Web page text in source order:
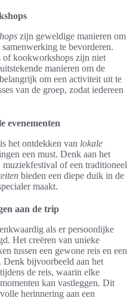
zijn geweldige manieren om
te bevorderen.
of kookworkshops zijn niet
manieren om de
om een activiteit uit te
van de groep, zodat iedereen
evenementen
het ontdekken van lokale
een must. Denk aan het
of een traditioneel
bieden een diepe duik in de
maakt.
aan de trip
als er persoonlijke
Het creëren van unieke
tussen een gewone reis en een
bijvoorbeeld aan het
de reis, waarin elke
kan vastleggen. Dit
herinnering aan een